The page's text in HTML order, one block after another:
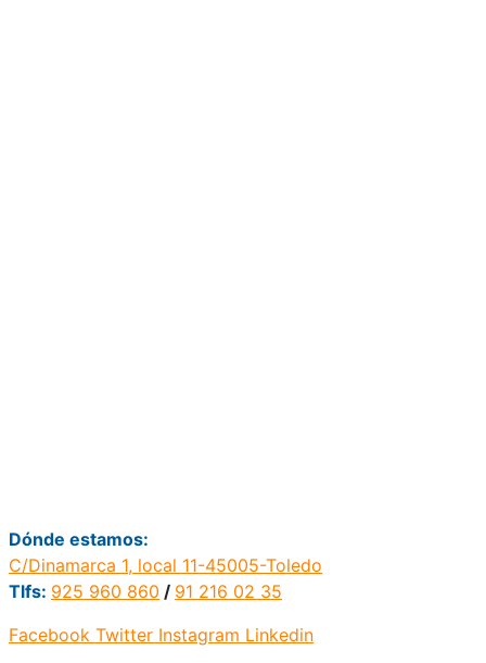
Dónde estamos:
C/Dinamarca 1, local 11-45005-Toledo
Tlfs: 925 960 860 / 91 216 02 35
Facebook Twitter Instagram Linkedin